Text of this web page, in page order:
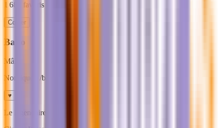
1 682
favoris · ideal
Copier
Balto
Mâle
Nordique
· /bal.to/
♥
Le legendaire chien de traineau de l'Alaska.